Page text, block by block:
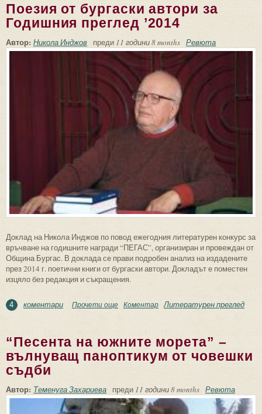
Поезия от бургаски автори за
Годишния преглед ’2014
Автор: Никола Инджов преди 11 години 8 months Ревюта
Доклад на Никола Инджов по повод ежегодния литературен конкурс за
връчване на годишните награди “ПЕГАС”, организиран и провеждан от
Община Бургас. В доклада се прави подробен анализ на издадените
през 2014 г. поетични книги от бургаски автори. Докладът е поместен
изцяло без редакция и съкращения.
4 коментари Прочети още about Поезия от бургаски автори за
Коментар Литературен преглед
“Песента на южните морета” –
вълнуващ паноптикум от човешки
съдби
Автор: Теменуга Захариева преди 11 години 8 months Ревюта